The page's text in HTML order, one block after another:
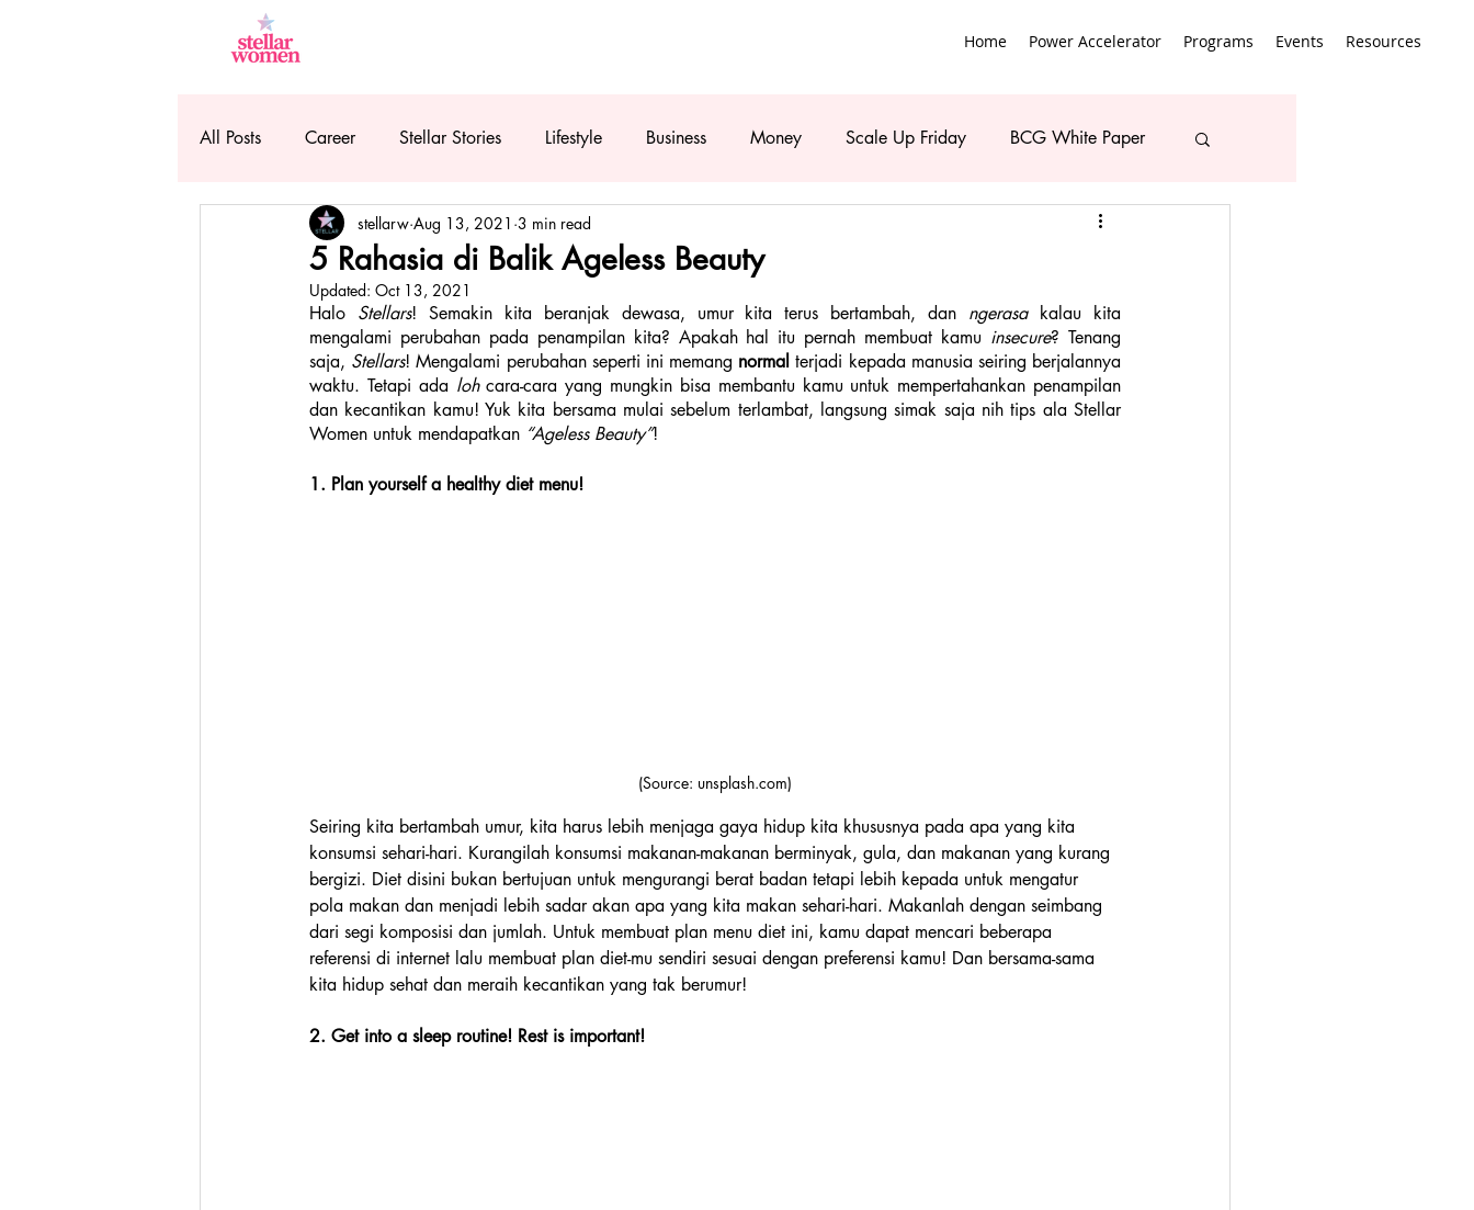
Home Power Accelerator Programs Events Resources
All Posts Career Stellar Stories Lifestyle Business Money Scale Up Friday BCG White Paper
5 Rahasia di Balik Ageless Beauty
stellarw Aug 13, 2021 3 min read
Updated: Oct 13, 2021
Halo Stellars! Semakin kita beranjak dewasa, umur kita terus bertambah, dan ngerasa kalau kita
mengalami perubahan pada penampilan kita? Apakah hal itu pernah membuat kamu insecure? Tenang
saja, Stellars! Mengalami perubahan seperti ini memang normal terjadi kepada manusia seiring berjalannya
waktu. Tetapi ada loh cara-cara yang mungkin bisa membantu kamu untuk mempertahankan penampilan
dan kecantikan kamu! Yuk kita bersama mulai sebelum terlambat, langsung simak saja nih tips ala Stellar
Women untuk mendapatkan “Ageless Beauty”!
1. Plan yourself a healthy diet menu!
(Source: unsplash.com)
Seiring kita bertambah umur, kita harus lebih menjaga gaya hidup kita khususnya pada apa yang kita
konsumsi sehari-hari. Kurangilah konsumsi makanan-makanan berminyak, gula, dan makanan yang kurang
bergizi. Diet disini bukan bertujuan untuk mengurangi berat badan tetapi lebih kepada untuk mengatur
pola makan dan menjadi lebih sadar akan apa yang kita makan sehari-hari. Makanlah dengan seimbang
dari segi komposisi dan jumlah. Untuk membuat plan menu diet ini, kamu dapat mencari beberapa
referensi di internet lalu membuat plan diet-mu sendiri sesuai dengan preferensi kamu! Dan bersama-sama
kita hidup sehat dan meraih kecantikan yang tak berumur!
2. Get into a sleep routine! Rest is important!